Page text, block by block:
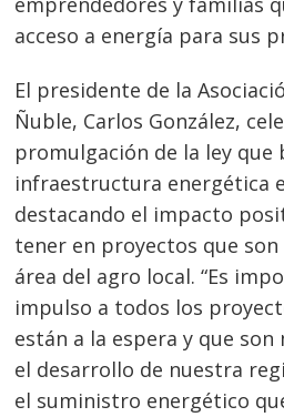
acceso a energía para sus
El presidente de la
Ñuble, Carlos González,
promulgación de la ley que
infraestructura energética
destacando el impacto
tener en proyectos que
área del agro local. “Es
impulso a todos los
están a la espera y que
el desarrollo de nuestra
el suministro energético
Navegación
de
entradas